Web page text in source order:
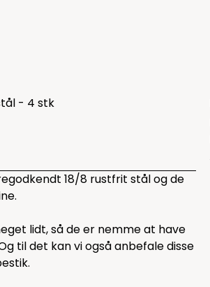
- 4 stk
18/8 rustfrit stål og de
lidt, så de er nemme at have
til det kan vi også anbefale disse